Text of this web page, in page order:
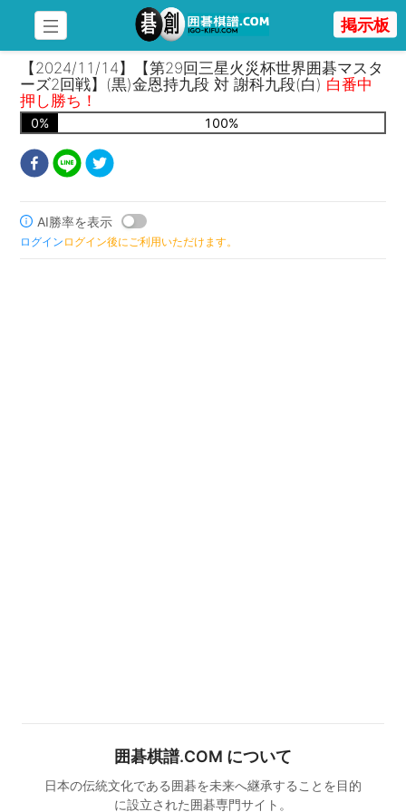
掲示板
【2024/11/14】【第29回三星火災杯世界囲碁マスタ
ーズ2回戦】(黒)金恩持九段 対 謝科九段(白) 白番中
押し勝ち！
0% 100%
AI勝率を表示
ログイン ログイン後にご利用いただけます。
囲碁棋譜.COM について
日本の伝統文化である囲碁を未来へ継承することを目的
に設立された囲碁専門サイト。